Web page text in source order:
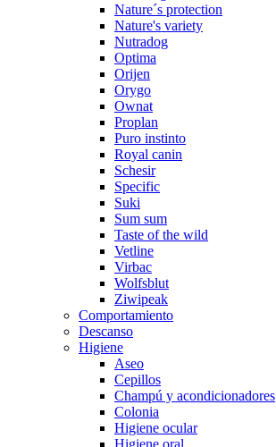
Nature´s protection
Nature's variety
Nutradog
Optima
Orijen
Orygo
Ownat
Proplan
Puro instinto
Royal canin
Schesir
Specific
Suki
Sum sum
Taste of the wild
Vetline
Virbac
Wolfsblut
Ziwipeak
Comportamiento
Descanso
Higiene
Aseo
Cepillos
Champú y acondicionadores
Colonia
Higiene ocular
Higiene oral